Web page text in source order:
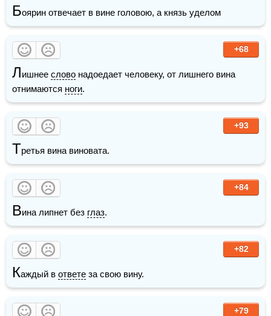
Боярин отвечает в вине головою, а князь уделом
+68
Лишнее слово надоедает человеку, от лишнего вина
отнимаются ноги.
+93
Третья вина виновата.
+84
Вина липнет без глаз.
+82
Каждый в ответе за свою вину.
+79